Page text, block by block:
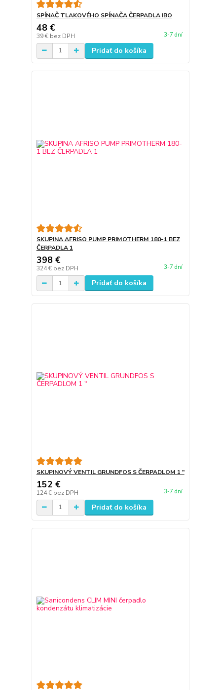
SPÍNAČ TLAKOVÉHO SPÍNAČA ČERPADLA IBO
48 €
39 € bez DPH 3-7 dní
Pridať do košíka
SKUPINA AFRISO PUMP PRIMOTHERM 180-1 BEZ
ČERPADLA 1
398 €
324 € bez DPH 3-7 dní
Pridať do košíka
SKUPINOVÝ VENTIL GRUNDFOS S ČERPADLOM 1 "
152 €
124 € bez DPH 3-7 dní
Pridať do košíka